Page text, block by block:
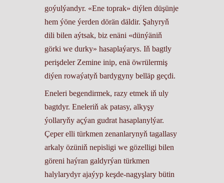
goýulýandyr. «Ene toprak» diýlen düşünje
hem ýöne ýerden dörän däldir. Şahyryň
dili bilen aýtsak, biz enäni «dünýäniň
görki we durky» hasaplaýarys. Iň bagtly
perişdeler Zemine inip, enä öwrülermiş
diýen rowaýatyň bardygyny belläp geçdi.
Eneleri begendirmek, razy etmek iň uly
bagtdyr. Eneleriň ak patasy, alkyşy
ýollaryňy açýan gudrat hasaplanylýar.
Çeper elli türkmen zenanlarynyň tagallasy
arkaly özüniň nepisligi we gözelligi bilen
göreni haýran galdyrýan türkmen
halylarydyr ajaýyp keşde-nagyşlary bütin